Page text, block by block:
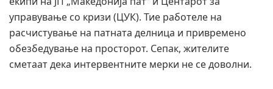
управување со кризи (ЦУК). Тие работеле на
расчистување на патната делница и привремено
обезбедување на просторот. Сепак, жителите
сметаат дека интервентните мерки не се доволни.